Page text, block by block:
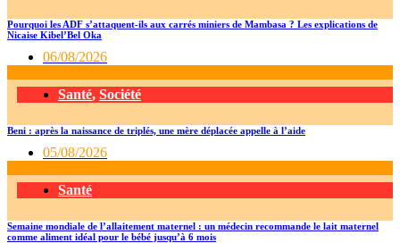
Pourquoi les ADF s’attaquent-ils aux carrés miniers de Mambasa ? Les explications de
Nicaise Kibel’Bel Oka
06/08/2026
Santé, Société
Beni : après la naissance de triplés, une mère déplacée appelle à l’aide
05/08/2026
Santé
Semaine mondiale de l’allaitement maternel : un médecin recommande le lait maternel
comme aliment idéal pour le bébé jusqu’à 6 mois